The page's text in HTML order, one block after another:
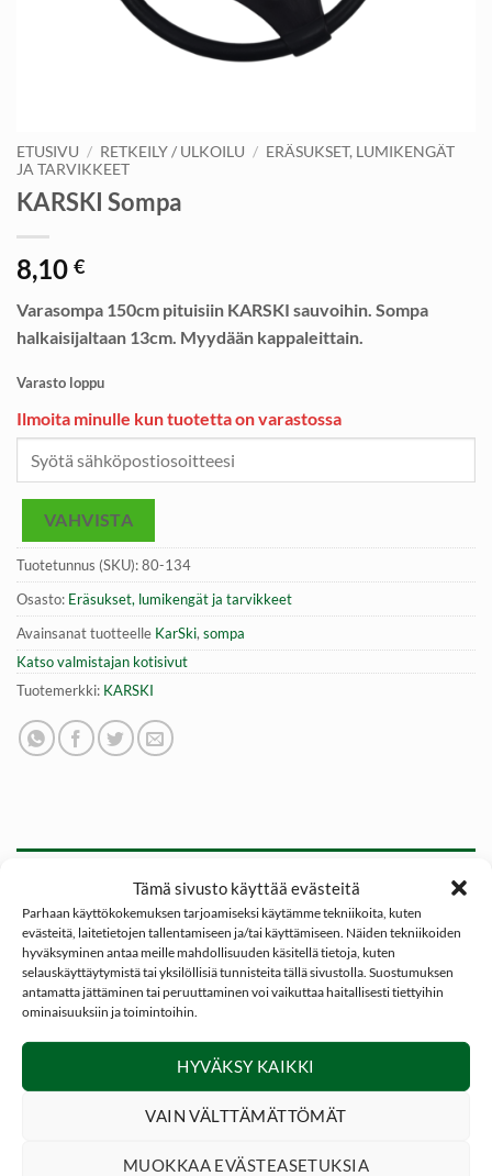
Tämä sivusto käyttää evästeitä
Parhaan käyttökokemuksen tarjoamiseksi käytämme tekniikoita, kuten
evästeitä, laitetietojen tallentamiseen ja/tai käyttämiseen. Näiden tekniikoiden
hyväksyminen antaa meille mahdollisuuden käsitellä tietoja, kuten
selauskäyttäytymistä tai yksilöllisiä tunnisteita tällä sivustolla. Suostumuksen
antamatta jättäminen tai peruuttaminen voi vaikuttaa haitallisesti tiettyihin
ominaisuuksiin ja toimintoihin.
HYVÄKSY KAIKKI
VAIN VÄLTTÄMÄTTÖMÄT
MUOKKAA EVÄSTEASETUKSIA
ETUSIVU / RETKEILY / ULKOILU / ERÄSUKSET, LUMIKENGÄT
JA TARVIKKEET
KARSKI Sompa
8,10 €
Varasompa 150cm pituisiin KARSKI sauvoihin. Sompa
halkaisijaltaan 13cm. Myydään kappaleittain.
Varasto loppu
Ilmoita minulle kun tuotetta on varastossa
VAHVISTA
Tuotetunnus (SKU):80-134
Osasto: Eräsukset, lumikengät ja tarvikkeet
Avainsanat tuotteelle KarSki, sompa
Katso valmistajan kotisivut
Tuotemerkki: KARSKI
ARVIOT (0)
KARSKI 150cm sauvojen varasompa päivittää vanhat sauvat
kätevästi. Tilaa uusi lumisompa vanhoihin sauvoihin.
Myydään kappaleittain.
TUTUSTU MYÖS